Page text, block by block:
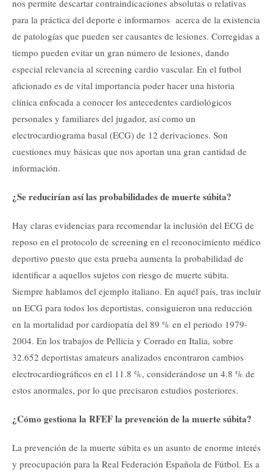
nos permite descartar contraindicaciones absolutas o relativas
para la práctica del deporte e informarnos acerca de la existencia
de patologías que pueden ser causantes de lesiones. Corregidas a
tiempo pueden evitar un gran número de lesiones, dando
especial relevancia al screening cardio vascular. En el futbol
aficionado es de vital importancia poder hacer una historia
clínica enfocada a conocer los antecedentes cardiológicos
personales y familiares del jugador, así como un
electrocardiograma basal (ECG) de 12 derivaciones. Son
cuestiones muy básicas que nos aportan una gran cantidad de
información.
¿Se reducirían así las probabilidades de muerte súbita?
Hay claras evidencias para recomendar la inclusión del ECG de
reposo en el protocolo de screening en el reconocimiento médico
deportivo puesto que esta prueba aumenta la probabilidad de
identificar a aquellos sujetos con riesgo de muerte súbita.
Siempre hablamos del ejemplo italiano. En aquél país, tras incluir
un ECG para todos los deportistas, consiguieron una reducción
en la mortalidad por cardiopatía del 89 % en el periodo 1979-
2004. En los trabajos de Pellicia y Corrado en Italia, sobre
32.652 deportistas amateurs analizados encontraron cambios
electrocardiográficos en el 11.8 %, considerándose un 4.8 % de
estos anormales, por lo que precisaron estudios posteriores.
¿Cómo gestiona la RFEF la prevención de la muerte súbita?
La prevención de la muerte súbita es un asunto de enorme interés
y preocupación para la Real Federación Española de Fútbol. Es a